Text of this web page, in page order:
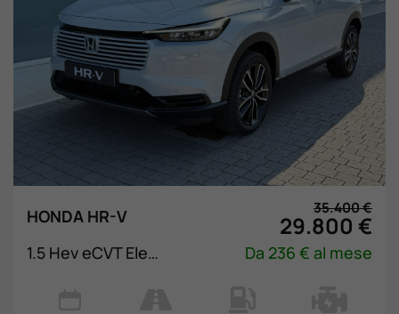
HONDA HR-V 35.400 €
29.800 €
1.5 Hev eCVT Elegance Da 236 € al mese